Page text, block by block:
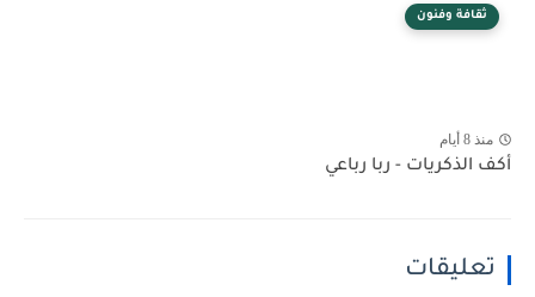
ثقافة وفنون
منذ 8 أيام
أكف الذكريات - ربا رباعي
تعليقات